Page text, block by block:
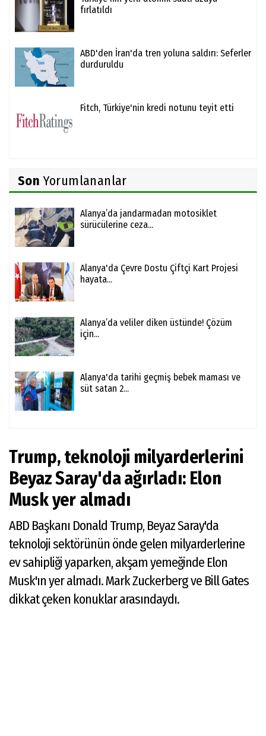
fırlatıldı
ABD'den İran'da tren yoluna saldırı: Seferler
durduruldu
Fitch, Türkiye'nin kredi notunu teyit etti
Son Yorumlananlar
Alanya’da jandarmadan motosiklet
sürücülerine ceza...
Alanya'da Çevre Dostu Çiftçi Kart Projesi
hayata...
Alanya’da veliler diken üstünde! Çözüm
için...
Alanya'da tarihi geçmiş bebek maması ve
süt satan 2...
Trump, teknoloji milyarderlerini
Beyaz Saray'da ağırladı: Elon
Musk yer almadı
ABD Başkanı Donald Trump, Beyaz Saray'da
teknoloji sektörünün önde gelen milyarderlerine
ev sahipliği yaparken, akşam yemeğinde Elon
Musk'ın yer almadı. Mark Zuckerberg ve Bill Gates
dikkat çeken konuklar arasındaydı.